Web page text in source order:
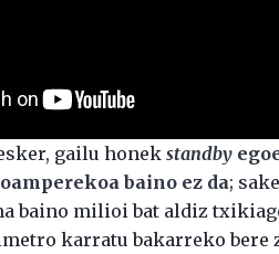
gailu honekstandby
baino ez da;
baino milioi bat aldiz
karratu bakarreko bere